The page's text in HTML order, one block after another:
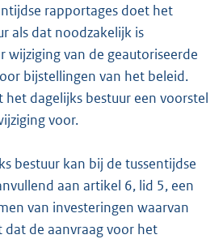
rapportages doet het
als dat noodzakelijk is
wijziging van de geautoriseerde
bijstellingen van het beleid.
het dagelijks bestuur een voorstel
voor.
bestuur kan bij de tussentijdse
aan artikel 6, lid 5, een
van investeringen waarvan
de aanvraag voor het